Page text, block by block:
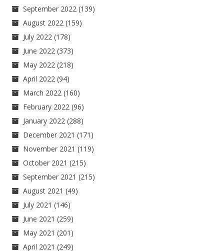
September 2022 (139)
August 2022 (159)
July 2022 (178)
June 2022 (373)
May 2022 (218)
April 2022 (94)
March 2022 (160)
February 2022 (96)
January 2022 (288)
December 2021 (171)
November 2021 (119)
October 2021 (215)
September 2021 (215)
August 2021 (49)
July 2021 (146)
June 2021 (259)
May 2021 (201)
April 2021 (249)